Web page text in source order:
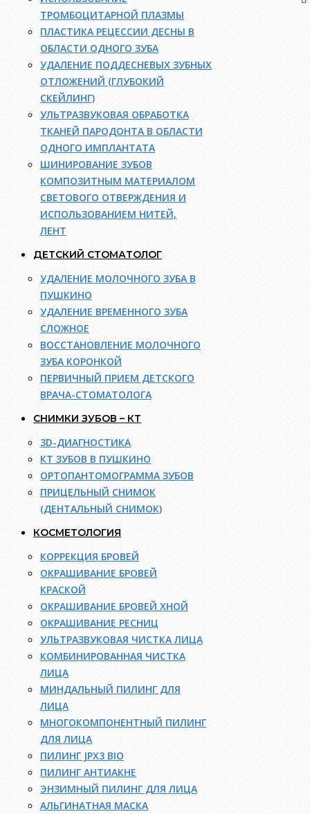
ТРОМБОЦИТАРНОЙ ПЛАЗМЫ
ПЛАСТИКА РЕЦЕССИИ ДЕСНЫ В
ОБЛАСТИ ОДНОГО ЗУБА
УДАЛЕНИЕ ПОДДЕСНЕВЫХ ЗУБНЫХ
ОТЛОЖЕНИЙ (ГЛУБОКИЙ
СКЕЙЛИНГ)
УЛЬТРАЗВУКОВАЯ ОБРАБОТКА
ТКАНЕЙ ПАРОДОНТА В ОБЛАСТИ
ОДНОГО ИМПЛАНТАТА
ШИНИРОВАНИЕ ЗУБОВ
КОМПОЗИТНЫМ МАТЕРИАЛОМ
СВЕТОВОГО ОТВЕРЖДЕНИЯ И
ИСПОЛЬЗОВАНИЕМ НИТЕЙ,
ЛЕНТ
ДЕТСКИЙ СТОМАТОЛОГ
УДАЛЕНИЕ МОЛОЧНОГО ЗУБА В
ПУШКИНО
УДАЛЕНИЕ ВРЕМЕННОГО ЗУБА
СЛОЖНОЕ
ВОССТАНОВЛЕНИЕ МОЛОЧНОГО
ЗУБА КОРОНКОЙ
ПЕРВИЧНЫЙ ПРИЕМ ДЕТСКОГО
ВРАЧА-СТОМАТОЛОГА
СНИМКИ ЗУБОВ – КТ
3D-ДИАГНОСТИКА
КТ ЗУБОВ В ПУШКИНО
ОРТОПАНТОМОГРАММА ЗУБОВ
ПРИЦЕЛЬНЫЙ СНИМОК
(ДЕНТАЛЬНЫЙ СНИМОК)
КОСМЕТОЛОГИЯ
КОРРЕКЦИЯ БРОВЕЙ
ОКРАШИВАНИЕ БРОВЕЙ
КРАСКОЙ
ОКРАШИВАНИЕ БРОВЕЙ ХНОЙ
ОКРАШИВАНИЕ РЕСНИЦ
УЛЬТРАЗВУКОВАЯ ЧИСТКА ЛИЦА
КОМБИНИРОВАННАЯ ЧИСТКА
ЛИЦА
МИНДАЛЬНЫЙ ПИЛИНГ ДЛЯ
ЛИЦА
МНОГОКОМПОНЕНТНЫЙ ПИЛИНГ
ДЛЯ ЛИЦА
ПИЛИНГ JPX3 BIO
ПИЛИНГ АНТИАКНЕ
ЭНЗИМНЫЙ ПИЛИНГ ДЛЯ ЛИЦА
АЛЬГИНАТНАЯ МАСКА